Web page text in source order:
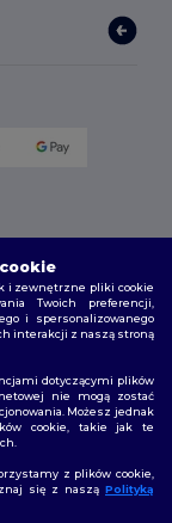
i zewnętrzne pliki cookie
Twoich preferencji,
i spersonalizowanego
interakcji z naszą stroną
dotyczącymi plików
nie mogą zostać
Możesz jednak
cookie, takie jak te
z plików cookie,
się z naszą Polityką